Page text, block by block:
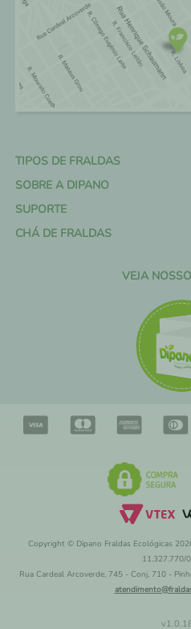
TIPOS DE FRALDAS
SOBRE A DIPANO
SUPORTE
CHÁ DE FRALDAS
VEJA
Copyright © Dipano Fraldas Ecológicas
11.327.770/
Rua Cardeal Arcoverde, 745 - Conj. 710 -
v